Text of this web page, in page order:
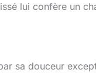
lui confère un
sa douceur